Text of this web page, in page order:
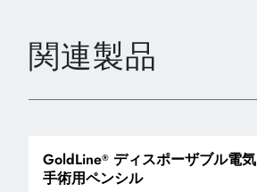
関連製品
GoldLine® ディスポーザブル電気
手術用ペンシル